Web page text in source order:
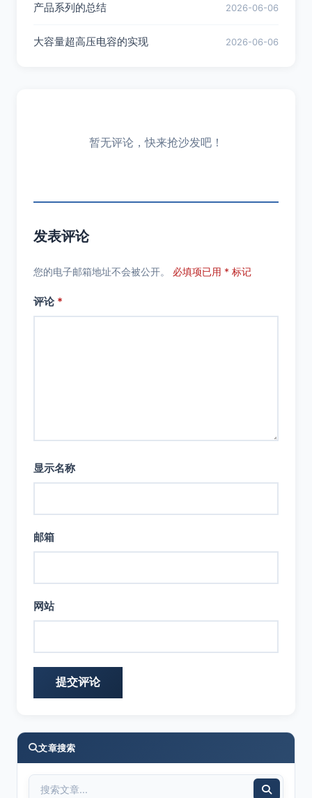
产品系列的总结 2026-06-06
大容量超高压电容的实现 2026-06-06
暂无评论，快来抢沙发吧！
发表评论
您的电子邮箱地址不会被公开。 必填项已用 * 标记
评论 *
显示名称
邮箱
网站
文章搜索